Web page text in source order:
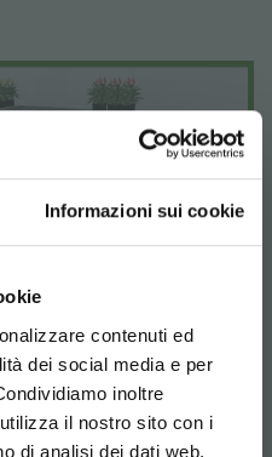
Informazioni sui cookie
contenuti ed
dei social media e per
inoltre
il nostro sito con i
di analisi dei dati web,
coupler stratégiquement